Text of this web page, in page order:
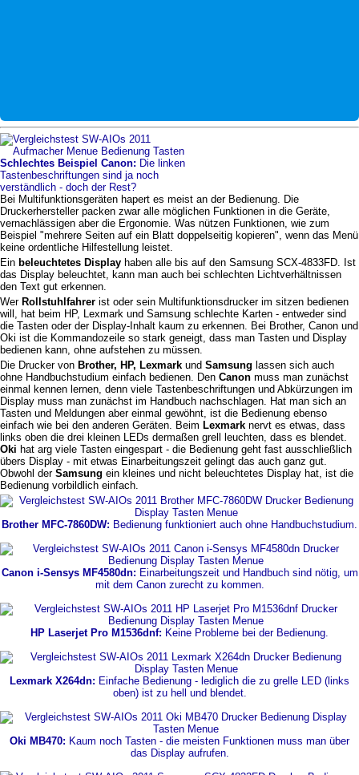
Schlechtes Beispiel Canon: Die linken
Tastenbeschriftungen sind ja noch
verständlich - doch der Rest?
Bei Multifunktionsgeräten hapert es meist an der Bedienung. Die
Druckerhersteller packen zwar alle möglichen Funktionen in die Geräte,
vernachlässigen aber die Ergonomie. Was nützen Funktionen, wie zum
Beispiel "mehrere Seiten auf ein Blatt doppelseitig kopieren", wenn das Menü
keine ordentliche Hilfestellung leistet.
Ein beleuchtetes Display haben alle bis auf den Samsung SCX-4833FD. Ist
das Display beleuchtet, kann man auch bei schlechten Lichtverhältnissen
den Text gut erkennen.
Wer Rollstuhlfahrer ist oder sein Multifunktionsdrucker im sitzen bedienen
will, hat beim HP, Lexmark und Samsung schlechte Karten - entweder sind
die Tasten oder der Display-Inhalt kaum zu erkennen. Bei Brother, Canon und
Oki ist die Kommandozeile so stark geneigt, dass man Tasten und Display
bedienen kann, ohne aufstehen zu müssen.
Die Drucker von Brother, HP, Lexmark und Samsung lassen sich auch
ohne Handbuchstudium einfach bedienen. Den Canon muss man zunächst
einmal kennen lernen, denn viele Tastenbeschriftungen und Abkürzungen im
Display muss man zunächst im Handbuch nachschlagen. Hat man sich an
Tasten und Meldungen aber einmal gewöhnt, ist die Bedienung ebenso
einfach wie bei den anderen Geräten. Beim Lexmark nervt es etwas, dass
links oben die drei kleinen LEDs dermaßen grell leuchten, dass es blendet.
Oki hat arg viele Tasten eingespart - die Bedienung geht fast ausschließlich
übers Display - mit etwas Einarbeitungszeit gelingt das auch ganz gut.
Obwohl der Samsung ein kleines und nicht beleuchtetes Display hat, ist die
Bedienung vorbildlich einfach.
Brother MFC-7860DW: Bedienung funktioniert auch ohne Handbuchstudium.
Canon i-Sensys MF4580dn: Einarbeitungszeit und Handbuch sind nötig, um
mit dem Canon zurecht zu kommen.
HP Laserjet Pro M1536dnf: Keine Probleme bei der Bedienung.
Lexmark X264dn: Einfache Bedienung - lediglich die zu grelle LED (links
oben) ist zu hell und blendet.
Oki MB470: Kaum noch Tasten - die meisten Funktionen muss man über
das Display aufrufen.